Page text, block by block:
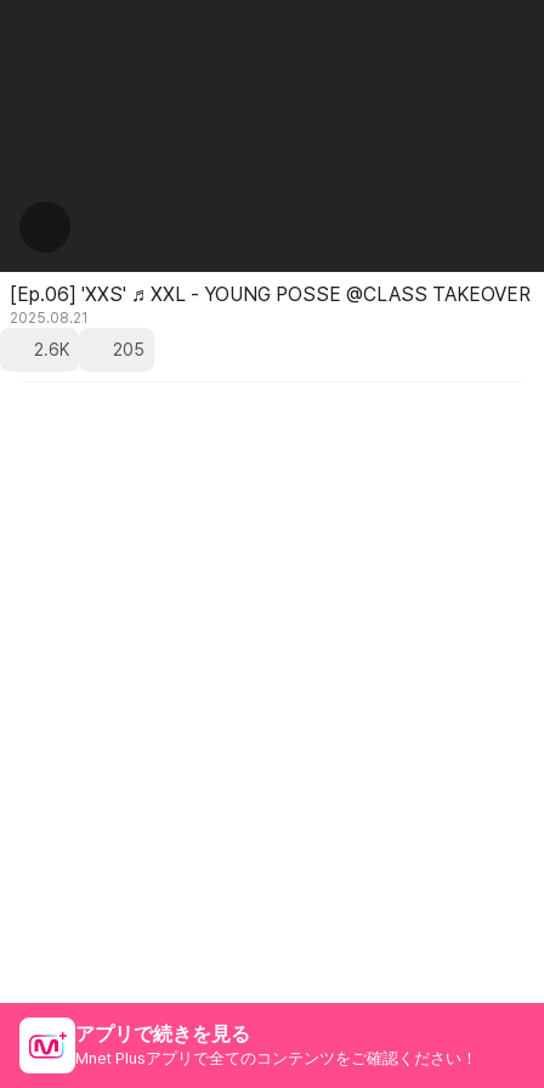
[Ep.06] 'XXS' ♬XXL - YOUNG POSSE @CLASS TAKEOVER
2025.08.21
2.6K 205
アプリで続きを見る
Mnet Plusアプリで全てのコンテンツをご確認ください！